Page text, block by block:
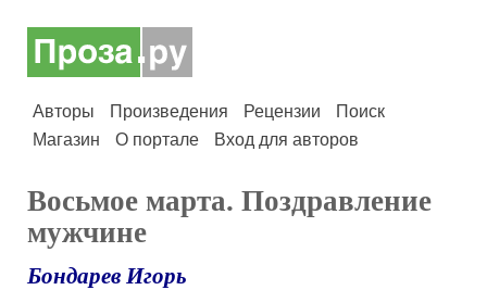
Авторы Произведения Рецензии
Поиск
Магазин
О портале Вход для авторов
Восьмое марта. Поздравление
мужчине
Бондарев Игорь